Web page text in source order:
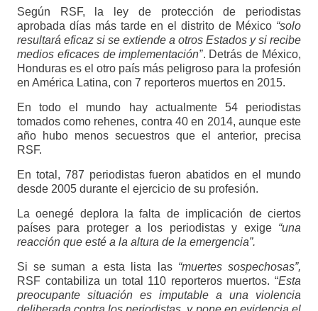
Según RSF, la ley de protección de periodistas
aprobada días más tarde en el distrito de México “solo
resultará eficaz si se extiende a otros Estados y si recibe
medios eficaces de implementación”. Detrás de México,
Honduras es el otro país más peligroso para la profesión
en América Latina, con 7 reporteros muertos en 2015.
En todo el mundo hay actualmente 54 periodistas
tomados como rehenes, contra 40 en 2014, aunque este
año hubo menos secuestros que el anterior, precisa
RSF.
En total, 787 periodistas fueron abatidos en el mundo
desde 2005 durante el ejercicio de su profesión.
La oenegé deplora la falta de implicación de ciertos
países para proteger a los periodistas y exige “una
reacción que esté a la altura de la emergencia”.
Si se suman a esta lista las “muertes sospechosas”,
RSF contabiliza un total 110 reporteros muertos. “Esta
preocupante situación es imputable a una violencia